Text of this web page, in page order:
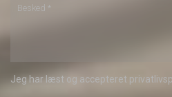
Jeg har læst og accepteret